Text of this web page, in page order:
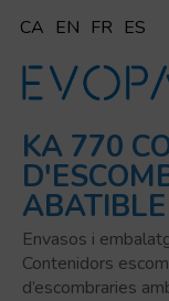
contingut
CA EN FR ES
KA 770
Envasos i
Contenidors
d’escombraries